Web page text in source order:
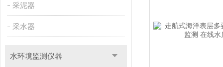
采泥器
采水器
水环境监测仪器